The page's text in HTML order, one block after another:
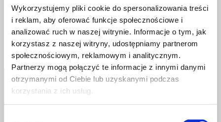
Wykorzystujemy pliki cookie do spersonalizowania treści
i reklam, aby oferować funkcje społecznościowe i
analizować ruch w naszej witrynie. Informacje o tym, jak
korzystasz z naszej witryny, udostępniamy partnerom
społecznościowym, reklamowym i analitycznym.
Partnerzy mogą połączyć te informacje z innymi danymi
otrzymanymi od Ciebie lub uzyskanymi podczas
korzystania z ich usług.
Dowiedz się więcej
Planowanie
sukcesu
to przyjemne
marzenie,
ale bez działania
jest
czasu.